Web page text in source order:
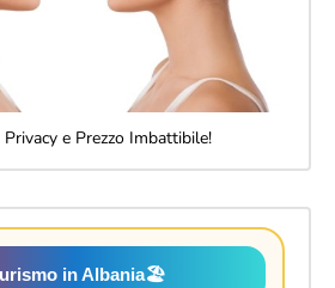
e Prezzo Imbattibile!
in Albania🏖️